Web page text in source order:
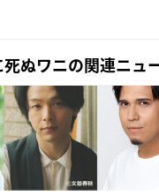
ぬワニの関連ニュ